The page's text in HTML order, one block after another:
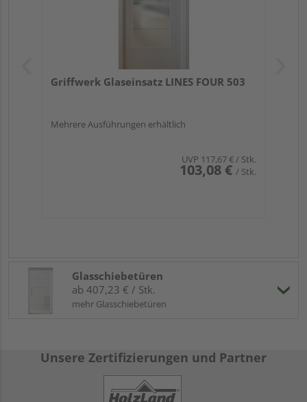
Griffwerk Glaseinsatz LINES FOUR 503
Mehrere Ausführungen erhältlich
UVP 117,67 €/ Stk.
103,08 € / Stk.
Glasschiebetüren
ab 407,23 € / Stk.
mehr Glasschiebetüren
Unsere Zertifizierungen und Partner